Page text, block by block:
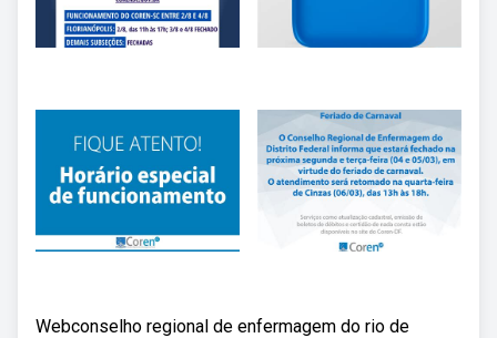
Webconselho regional de enfermagem do rio de